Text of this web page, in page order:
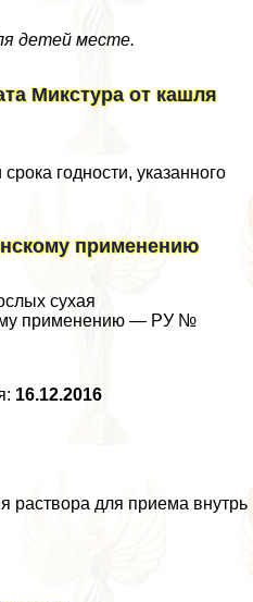
детей месте.
Микстура от кашля
годности, указанного
применению
сухая
применению — РУ №
16.12.2016
раствора для приема внутрь